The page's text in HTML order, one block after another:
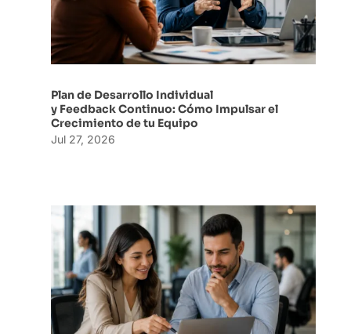
Plan de Desarrollo Individual
y Feedback Continuo: Cómo Impulsar el
Crecimiento de tu Equipo
Jul 27, 2026